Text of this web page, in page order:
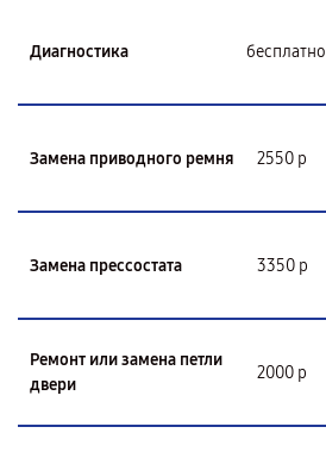
Диагностика бесплатно
Замена приводного ремня 2550 р
Замена прессостата 3350 р
Ремонт или замена петли
двери
2000 р